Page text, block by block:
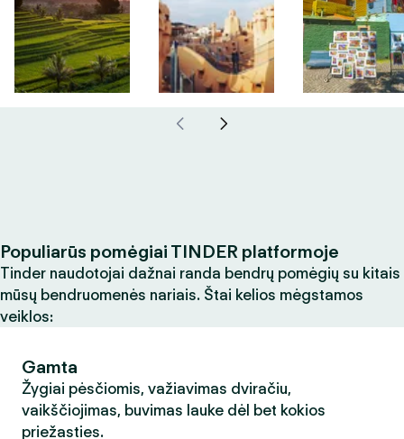
Populiarūs pomėgiai TINDER platformoje
Tinder naudotojai dažnai randa bendrų pomėgių su kitais
mūsų bendruomenės nariais. Štai kelios mėgstamos
veiklos:
Gamta
Žygiai pėsčiomis, važiavimas dviračiu,
vaikščiojimas, buvimas lauke dėl bet kokios
priežasties.